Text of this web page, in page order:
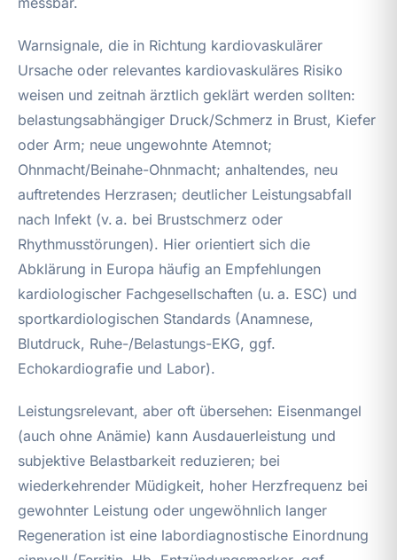
Warnsignale, die in Richtung kardiovaskulärer
Ursache oder relevantes kardiovaskuläres Risiko
weisen und zeitnah ärztlich geklärt werden sollten:
belastungsabhängiger Druck/Schmerz in Brust, Kiefer
oder Arm; neue ungewohnte Atemnot;
Ohnmacht/Beinahe-Ohnmacht; anhaltendes, neu
auftretendes Herzrasen; deutlicher Leistungsabfall
nach Infekt (v. a. bei Brustschmerz oder
Rhythmusstörungen). Hier orientiert sich die
Abklärung in Europa häufig an Empfehlungen
kardiologischer Fachgesellschaften (u. a. ESC) und
sportkardiologischen Standards (Anamnese,
Blutdruck, Ruhe-/Belastungs-EKG, ggf.
Echokardiografie und Labor).
Leistungsrelevant, aber oft übersehen: Eisenmangel
(auch ohne Anämie) kann Ausdauerleistung und
subjektive Belastbarkeit reduzieren; bei
wiederkehrender Müdigkeit, hoher Herzfrequenz bei
gewohnter Leistung oder ungewöhnlich langer
Regeneration ist eine labordiagnostische Einordnung